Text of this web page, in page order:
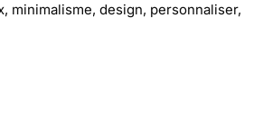
minimalisme, design, personnaliser,